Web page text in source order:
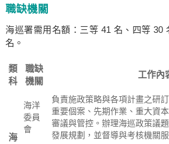
職缺機關
海巡署需用名額：三等 41 名、四等 30
名。
類
科
職缺
機關
工作內
海
海洋
委員
會
負責施政策略與各項計畫之研
重要個案、先期作業、重大資
審議與管控。辦理海巡政策議
發展規劃，並督導與考核機關